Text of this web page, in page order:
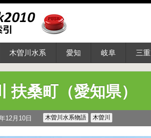
木曽川水系 愛知 岐阜 三重
扶桑町（愛知県）
12月10日 木曽川水系物語 木曽川